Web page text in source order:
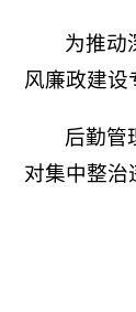
为推动
风廉政建设
后勤管
对集中整治